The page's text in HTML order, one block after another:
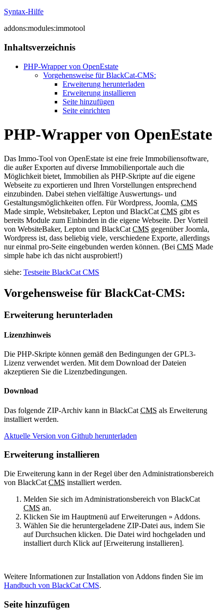
Syntax-Hilfe
addons:modules:immotool
Inhaltsverzeichnis
PHP-Wrapper von OpenEstate
Vorgehensweise für BlackCat-CMS:
Erweiterung herunterladen
Erweiterung installieren
Seite hinzufügen
Seite einrichten
PHP-Wrapper von OpenEstate
Das Immo-Tool von OpenEstate ist eine freie Immobiliensoftware,
die außer Exporten auf diverse Immobilienportale auch die
Möglichkeit bietet, Immobilien als PHP-Skripte auf die eigene
Webseite zu exportieren und Ihren Vorstellungen entsprechend
einzubinden. Dabei stehen vielfältige Auswertungs- und
Gestaltungsmöglichkeiten offen. Für Wordpress, Joomla, CMS
Made simple, Websitebaker, Lepton und BlackCat CMS gibt es
bereits Module zum Einbinden in die eigene Webseite. Der Vorteil
von WebsiteBaker, Lepton und BlackCat CMS gegenüber Joomla,
Wordpress ist, dass beliebig viele, verschiedene Exporte, allerdings
nur einmal pro-Seite eingebunden werden können. (Bei CMS Made
simple habe ich das nicht ausprobiert!)
siehe: Testseite BlackCat CMS
Vorgehensweise für BlackCat-CMS:
Erweiterung herunterladen
Lizenzhinweis
Die PHP-Skripte können gemäß den Bedingungen der GPL3-
Lizenz verwendet werden. Mit dem Download der Dateien
akzeptieren Sie die Lizenzbedingungen.
Download
Das folgende ZIP-Archiv kann in BlackCat CMS als Erweiterung
installiert werden.
Aktuelle Version von Github herunterladen
Erweiterung installieren
Die Erweiterung kann in der Regel über den Administrationsbereich
von BlackCat CMS installiert werden.
Melden Sie sich im Administrationsbereich von BlackCat
CMS an.
Klicken Sie im Hauptmenü auf Erweiterungen » Addons.
Wählen Sie die heruntergeladene ZIP-Datei aus, indem Sie
auf Durchsuchen klicken. Die Datei wird hochgeladen und
installiert durch Klick auf [Erweiterung installieren].
Weitere Informationen zur Installation von Addons finden Sie im
Handbuch von BlackCat CMS.
Seite hinzufügen